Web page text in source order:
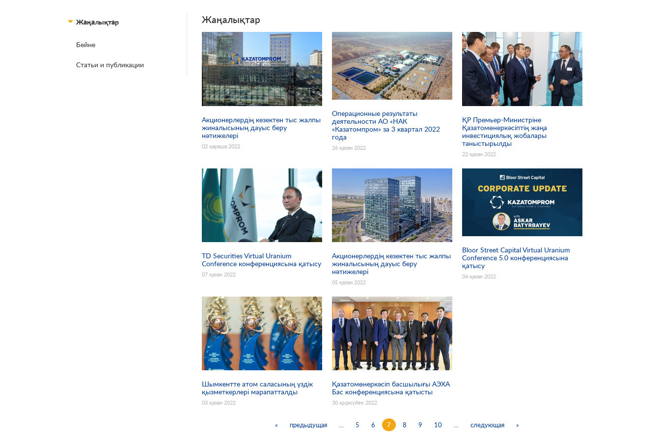
Жаңалықтар
Бейне
Статьи и публикации
Жаңалықтар
Акционерлердің кезектен тыс жалпы
жиналысының дауыс беру
нәтижелері
02 қараша 2022
Операционные результаты
деятельности АО «НАК
«Казатомпром» за 3 квартал 2022
года
26 қазан 2022
ҚР Премьер-Министріне
Қазатомөнеркәсіптің жаңа
инвестициялық жобалары
таныстырылды
22 қазан 2022
TD Securities Virtual Uranium
Conference конференциясына қатысу
07 қазан 2022
Акционерлердің кезектен тыс жалпы
жиналысының дауыс беру
нәтижелері
05 қазан 2022
Bloor Street Capital Virtual Uranium
Conference 5.0 конференциясына
қатысу
04 қазан 2022
Шымкентте атом саласының үздік
қызметкерлері марапатталды
03 қазан 2022
Қазатомөнеркәсіп басшылығы АЭХА
Бас конференциясына қатысты
30 қыркүйек 2022
Беттер
« предыдущая … 5 6 7 8 9 10 … следующая »